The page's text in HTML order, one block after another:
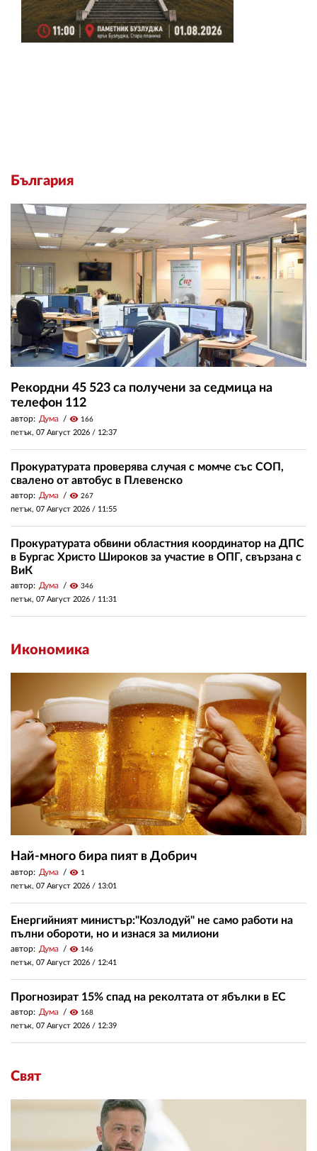
България
Рекордни 45 523 са получени за седмица на
телефон 112
автор: Дума visibility 166
петък, 07 Август 2026 / 12:37
Прокуратурата проверява случая с момче със СОП,
свалено от автобус в Плевенско
автор: Дума visibility 267
петък, 07 Август 2026 / 11:55
Прокуратурата обвини областния координатор на ДПС
в Бургас Христо Широков за участие в ОПГ, свързана с
ВиК
автор: Дума visibility 346
петък, 07 Август 2026 / 11:31
Икономика
Най-много бира пият в Добрич
автор: Дума visibility 1
петък, 07 Август 2026 / 13:01
Енергийният министър:"Козлодуй" не само работи на
пълни обороти, но и изнася за милиони
автор: Дума visibility 146
петък, 07 Август 2026 / 12:41
Прогнозират 15% спад на реколтата от ябълки в ЕС
автор: Дума visibility 168
петък, 07 Август 2026 / 12:39
Свят